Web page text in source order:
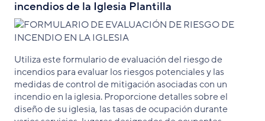
incendios de la Iglesia Plantilla
Utiliza este formulario de evaluación del riesgo de
incendios para evaluar los riesgos potenciales y las
medidas de control de mitigación asociadas con un
incendio en la iglesia. Proporcione detalles sobre el
diseño de su iglesia, las tasas de ocupación durante